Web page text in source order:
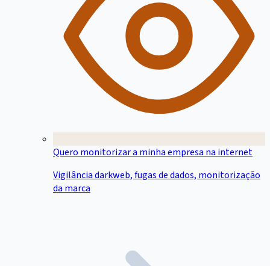
Quero monitorizar a minha empresa na internet
Vigilância darkweb, fugas de dados, monitorização
da marca